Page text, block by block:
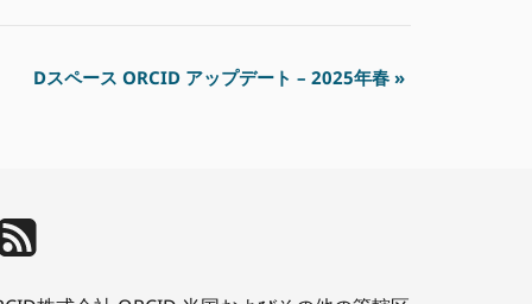
Dスペース ORCID アップデート – 2025年春 »